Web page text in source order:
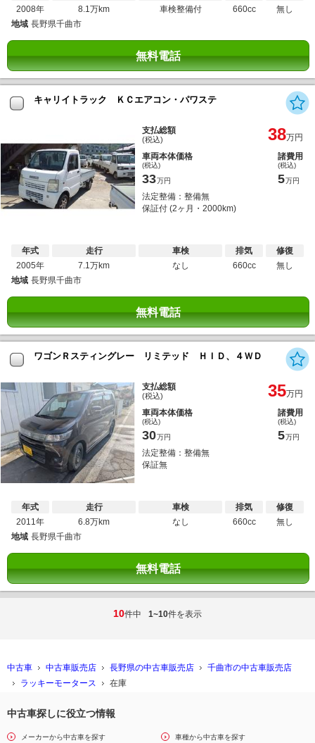
2008年
8.1万km
車検整備付
660cc
無し
地域 長野県千曲市
無料電話
キャリイトラック ＫＣエアコン・パワステ
支払総額
(税込) 38万円
車両本体価格
(税込)
33万円
諸費用
(税込)
5万円
法定整備：整備無
保証付 (2ヶ月・2000km)
年式
2005年
走行
7.1万km
車検
なし
排気
660cc
修復
無し
地域 長野県千曲市
無料電話
ワゴンＲスティングレー リミテッド ＨＩＤ、４ＷＤ
支払総額
(税込) 35万円
車両本体価格
(税込)
30万円
諸費用
(税込)
5万円
法定整備：整備無
保証無
年式
2011年
走行
6.8万km
車検
なし
排気
660cc
修復
無し
地域 長野県千曲市
無料電話
10件中 1~10件を表示
中古車 中古車販売店 長野県の中古車販売店
千曲市の中古車販売店
ラッキーモータース
在庫
中古車探しに役立つ情報
メーカーから中古車を探す 車種から中古車を探す